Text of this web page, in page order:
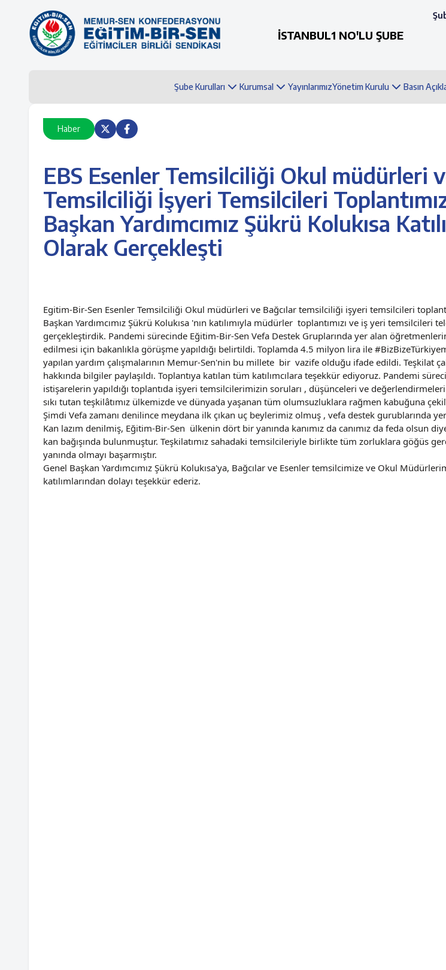
İSTANBUL1 NO'LU ŞUBE
Şube Kurulları Kurumsal YayınlarımızYönetim Kurulu Basın
Haber
EBS Esenler Temsilciliği Okul müdürleri
Temsilciliği İşyeri Temsilcileri
Başkan Yardımcımız Şükrü Kolukısa
Olarak Gerçekleşti
Egitim-Bir-Sen Esenler Temsilciliği Okul müdürleri ve Bağcılar temsilciliği işyeri temsilcileri
Başkan Yardımcımız Şükrü Kolukısa 'nın katılımıyla müdürler toplantımızı ve iş yeri temsilcileri
gerçekleştirdik. Pandemi sürecinde Eğitim-Bir-Sen Vefa Destek Gruplarında yer alan
edilmesi için bakanlıkla görüşme yapıldığı belirtildi. Toplamda 4.5 milyon lira ile
yapılan yardım çalışmalarının Memur-Sen'nin bu millete bir vazife olduğu ifade edildi. Teşkilat
hakkında bilgiler paylaşıldı. Toplantıya katılan tüm katılımcılara teşekkür ediyoruz. Pandemi
istişarelerin yapıldığı toplantıda işyeri temsilcilerimizin soruları , düşünceleri ve
sıkı tutan teşkilâtımız ülkemizde ve dünyada yaşanan tüm olumsuzluklara rağmen kabuğuna
Şimdi Vefa zamanı denilince meydana ilk çıkan uç beylerimiz olmuş , vefa destek gurublarında yer
Kan lazım denilmiş, Eğitim-Bir-Sen ülkenin dört bir yanında kanımız da canımız da feda olsun
kan bağışında bulunmuştur. Teşkilatımız sahadaki temsilcileriyle birlikte tüm zorluklara göğüs
yanında olmayı başarmıştır.
Genel Başkan Yardımcımız Şükrü Kolukısa'ya, Bağcılar ve Esenler temsilcimize ve Okul
katılımlarından dolayı teşekkür ederiz.